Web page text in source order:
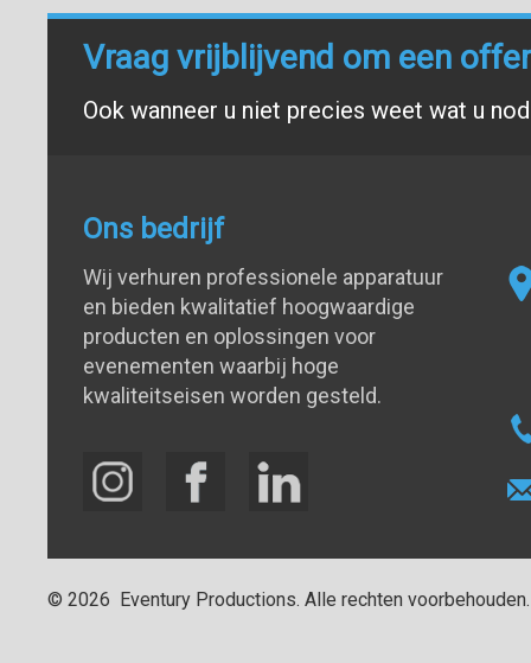
Vraag vrijblijvend om een
Ook wanneer u niet precies weet wat u
Ons bedrijf
Wij verhuren professionele apparatuur
en bieden kwalitatief hoogwaardige
producten en oplossingen voor
evenementen waarbij hoge
kwaliteitseisen worden gesteld.
© 2026 Eventury Productions. Alle rechten voorbehouden.